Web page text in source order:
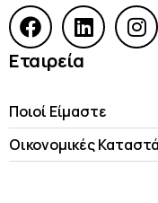
Εταιρεία
Ποιοί Είμαστε
Οικονομικές